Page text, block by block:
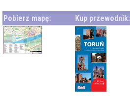
Pobierz mapę: Kup przewodnik: